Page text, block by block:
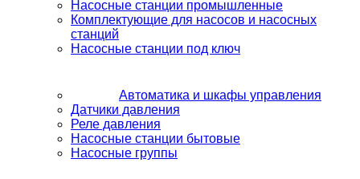
Насосные станции промышленные
Комплектующие для насосов и насосных
станций
Насосные станции под ключ
Автоматика и шкафы управления
Датчики давления
Реле давления
Насосные станции бытовые
Насосные группы